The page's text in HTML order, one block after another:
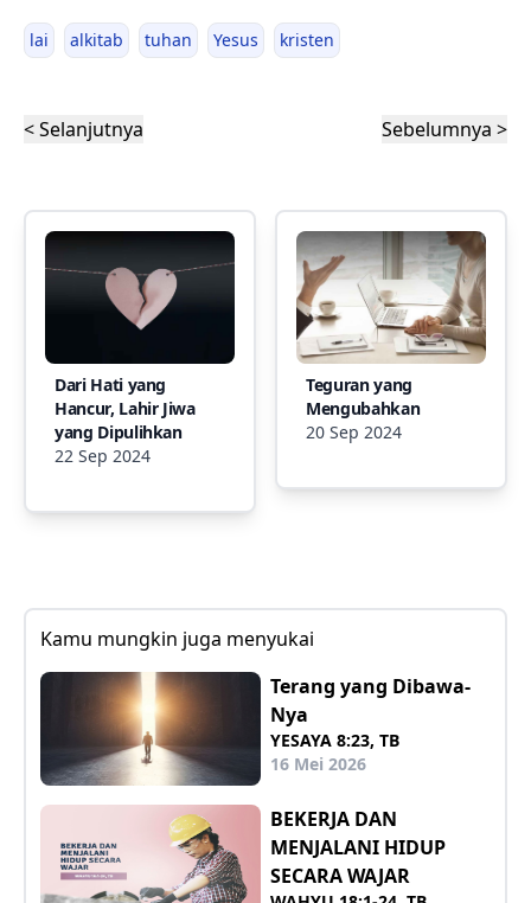
lai alkitab tuhan Yesus kristen
< Selanjutnya Sebelumnya >
Dari Hati yang
Hancur, Lahir Jiwa
yang Dipulihkan
22 Sep 2024
Teguran yang
Mengubahkan
20 Sep 2024
Kamu mungkin juga menyukai
Terang yang Dibawa-
Nya
YESAYA 8:23, TB
16 Mei 2026
BEKERJA DAN
MENJALANI HIDUP
SECARA WAJAR